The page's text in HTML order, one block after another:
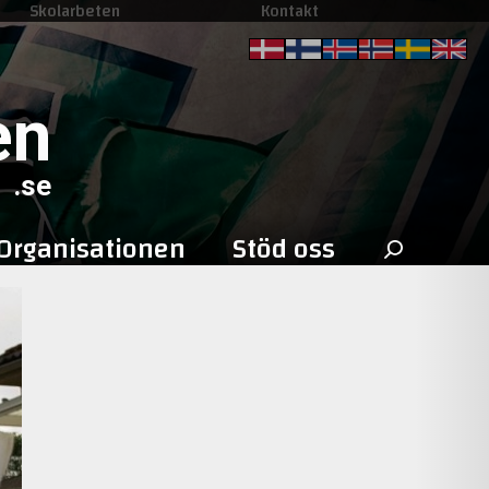
Skolarbeten Kontakt
.se
Stöd oss Sök
efter: